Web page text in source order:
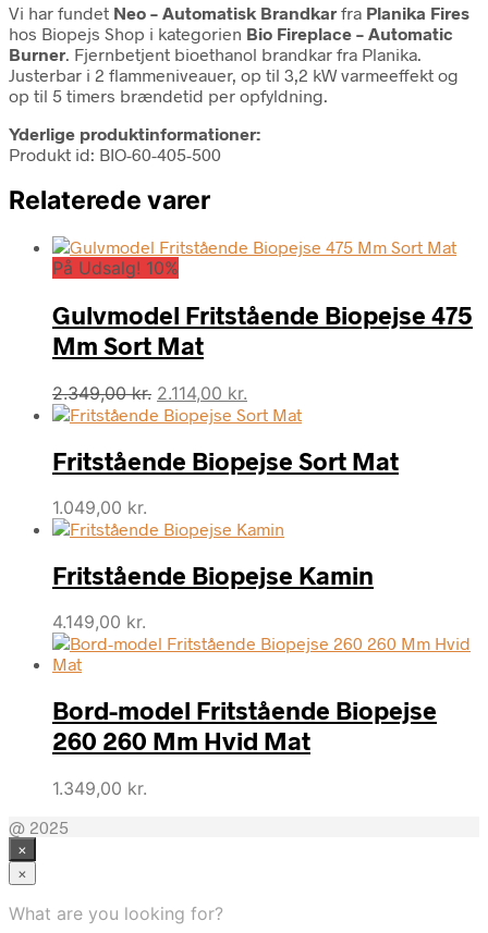
Vi har fundet Neo – Automatisk Brandkar fra Planika Fires
hos Biopejs Shop i kategorien Bio Fireplace – Automatic
Burner. Fjernbetjent bioethanol brandkar fra Planika.
Justerbar i 2 flammeniveauer, op til 3,2 kW varmeeffekt og
op til 5 timers brændetid per opfyldning.
Yderlige produktinformationer:
Produkt id: BIO-60-405-500
Relaterede varer
På Udsalg! 10%
Gulvmodel Fritstående Biopejse 475
Mm Sort Mat
2.349,00kr. Den
oprindelige
var:
2.349,00 kr..
2.114,00 kr.
aktuelle
er:
2.114,00 kr..
Fritstående Biopejse Sort Mat
1.049,00 kr.
Fritstående Biopejse Kamin
4.149,00 kr.
Bord-model Fritstående Biopejse
260 260 Mm Hvid Mat
1.349,00 kr.
@ 2025
×
×
What are you looking for?